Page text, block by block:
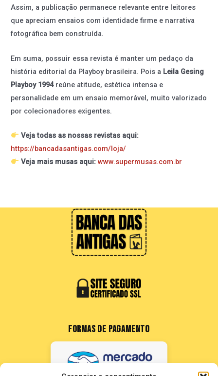
Assim, a publicação permanece relevante entre leitores
que apreciam ensaios com identidade firme e narrativa
fotográfica bem construída.
Em suma, possuir essa revista é manter um pedaço da
história editorial da Playboy brasileira. Pois a Leila Gesing
Playboy 1994reúne atitude, estética intensa e
personalidade em um ensaio memorável, muito valorizado
por colecionadores exigentes.
Veja todas as nossas revistas aqui:
https://bancadasantigas.com/loja/
Veja mais musas aqui: www.supermusas.com.br
FORMAS DE PAGAMENTO